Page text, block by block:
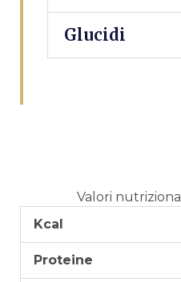
Glucidi
Valori
Kcal
Proteine